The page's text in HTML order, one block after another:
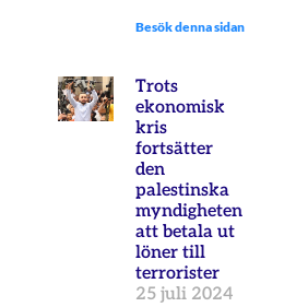
Besök denna sidan:
Trots
ekonomisk
kris
fortsätter
den
palestinska
myndigheten
att betala ut
löner till
terrorister
25 juli 2024